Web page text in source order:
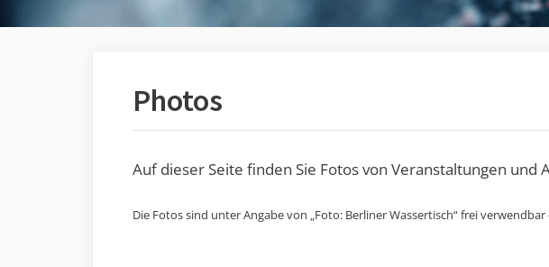
Photos
Auf dieser Seite finden Sie Fotos von Veranstaltungen
Die Fotos sind unter Angabe von „Foto: Berliner Wassertisch“ frei